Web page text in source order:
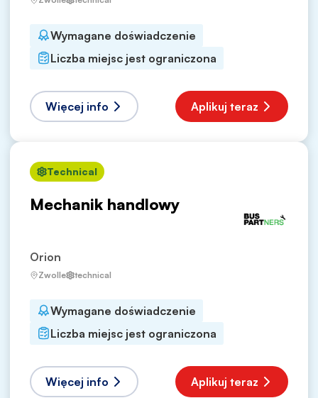
Wymagane doświadczenie
Liczba miejsc jest ograniczona
Więcej info Aplikuj teraz
Technical
Mechanik handlowy
Orion
Zwolle technical
Wymagane doświadczenie
Liczba miejsc jest ograniczona
Więcej info Aplikuj teraz